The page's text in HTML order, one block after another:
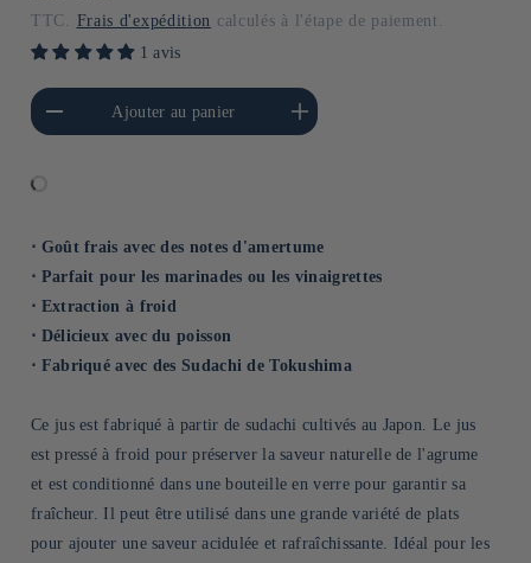
TTC. Frais d'expédition calculés à l'étape de paiement.
1 avis
quantité de Default
Title
Ajouter au panier
Augmenter la quantité de
Default Title
⋅ Goût frais avec des notes d'amertume
⋅ Parfait pour les marinades ou les vinaigrettes
⋅ Extraction à froid
⋅ Délicieux avec du poisson
⋅ Fabriqué avec des Sudachi de Tokushima
Ce jus est fabriqué à partir de sudachi cultivés au Japon. Le jus
est pressé à froid pour préserver la saveur naturelle de l'agrume
et est conditionné dans une bouteille en verre pour garantir sa
fraîcheur. Il peut être utilisé dans une grande variété de plats
pour ajouter une saveur acidulée et rafraîchissante. Idéal pour les